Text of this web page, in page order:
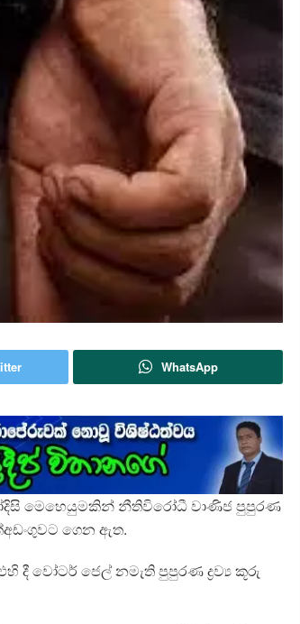
WhatsApp
මෙහෙයුමකින් නීතිවිරෝධී වාණිජ පුපුරණ
ගෙන ඇත.
දී වෝටර් ජෙල් නමැති පුපුරණ ද්‍රව්‍ය කූරු